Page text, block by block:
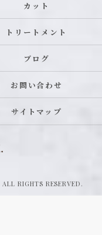
カット
トリートメント
ブログ
お問い合わせ
サイトマップ
RIGHTS RESERVED.